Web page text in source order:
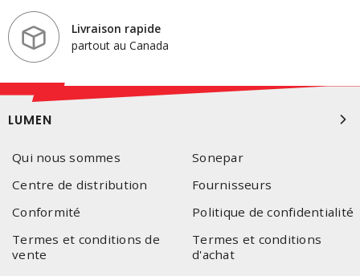
Livraison rapide
partout au Canada
LUMEN
Qui nous sommes
Sonepar
Centre de distribution
Fournisseurs
Conformité
Politique de confidentialité
Termes et conditions de
vente
Termes et conditions
d'achat